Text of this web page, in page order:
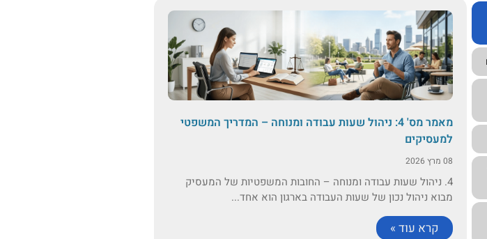
מאמר מס' 4: ניהול שעות עבודה ומנוחה – המדריך המשפטי
למעסיקים
08 מרץ 2026
4. ניהול שעות עבודה ומנוחה – החובות המשפטיות של המעסיק
מבוא ניהול נכון של שעות העבודה בארגון הוא אחד...
קרא עוד »